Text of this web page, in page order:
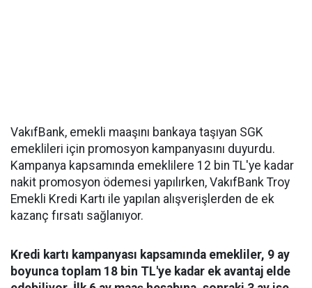
VakıfBank, emekli maaşını bankaya taşıyan SGK
emeklileri için promosyon kampanyasını duyurdu.
Kampanya kapsamında emeklilere 12 bin TL'ye kadar
nakit promosyon ödemesi yapılırken, VakıfBank Troy
Emekli Kredi Kartı ile yapılan alışverişlerden de ek
kazanç fırsatı sağlanıyor.
Kredi kartı kampanyası kapsamında emekliler, 9 ay
boyunca toplam 18 bin TL'ye kadar ek avantaj elde